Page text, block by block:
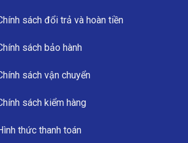
sách đổi trả và hoàn tiền
sách bảo hành
sách vận chuyển
sách kiểm hàng
thức thanh toán